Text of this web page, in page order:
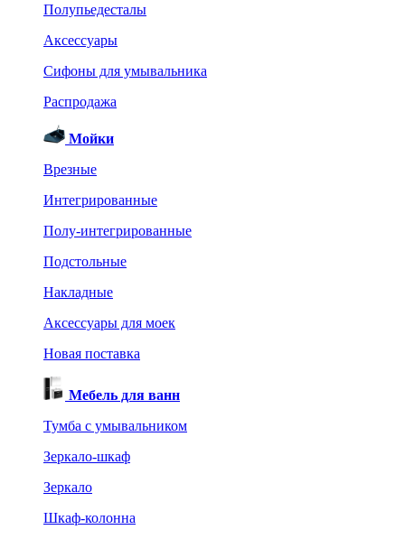
Полупьедесталы
Аксессуары
Сифоны для умывальника
Распродажа
Мойки
Врезные
Интегрированные
Полу-интегрированные
Подстольные
Накладные
Аксессуары для моек
Новая поставка
Мебель для ванн
Тумба с умывальником
Зеркало-шкаф
Зеркало
Шкаф-колонна